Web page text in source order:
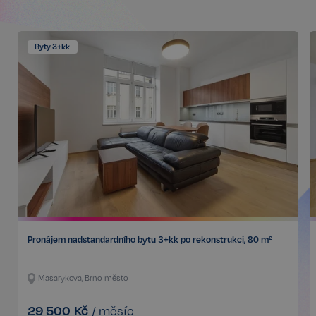
Byty 3+kk
Pronájem nadstandardního bytu 3+kk po rekonstrukci, 80 m²
Masarykova, Brno-město
29 500 Kč / měsíc
povolena a zahrnuje také uložení, která jsou
nezbytná pro zajištění bezpečného provozu našich
služeb.
Poskytovatel /
Doména
_GRECAPTCHA
Google LLC
www.google.com
3 týdny
CookieScriptConsent
CookieScript
6 měsíců
Privacy Policy